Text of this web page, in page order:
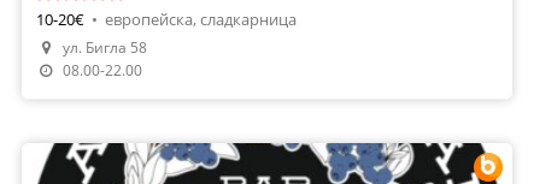
10-20€ • европейска, сладкарница
ул. Бигла 58
08.00-22.00